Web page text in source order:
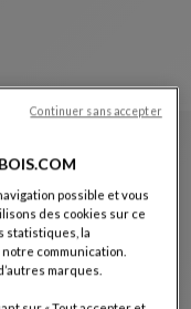
possible et vous
des cookies sur ce
statistiques, la
communication.
marques.
Continuer sans accepter